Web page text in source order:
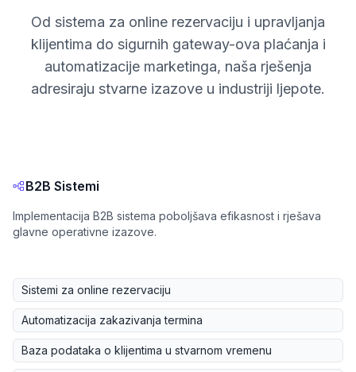
Od sistema za online rezervaciju i upravljanja
klijentima do sigurnih gateway-ova plaćanja i
automatizacije marketinga, naša rješenja
adresiraju stvarne izazove u industriji ljepote.
B2B Sistemi
Implementacija B2B sistema poboljšava efikasnost i rješava
glavne operativne izazove.
Sistemi za online rezervaciju
Automatizacija zakazivanja termina
Baza podataka o klijentima u stvarnom vremenu